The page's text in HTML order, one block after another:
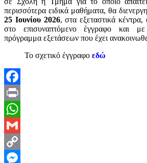
περισσότερα ειδικά μαθήματα, θα
25 Ιουνίου 2026, στα εξεταστικά
στο επισυναπτόμενο έγγραφο και
πρόγραμμα εξετάσεων που έχει
Το σχετικό έγγραφο εδώ
Facebook
Print
WhatsApp
Gmail
Copy